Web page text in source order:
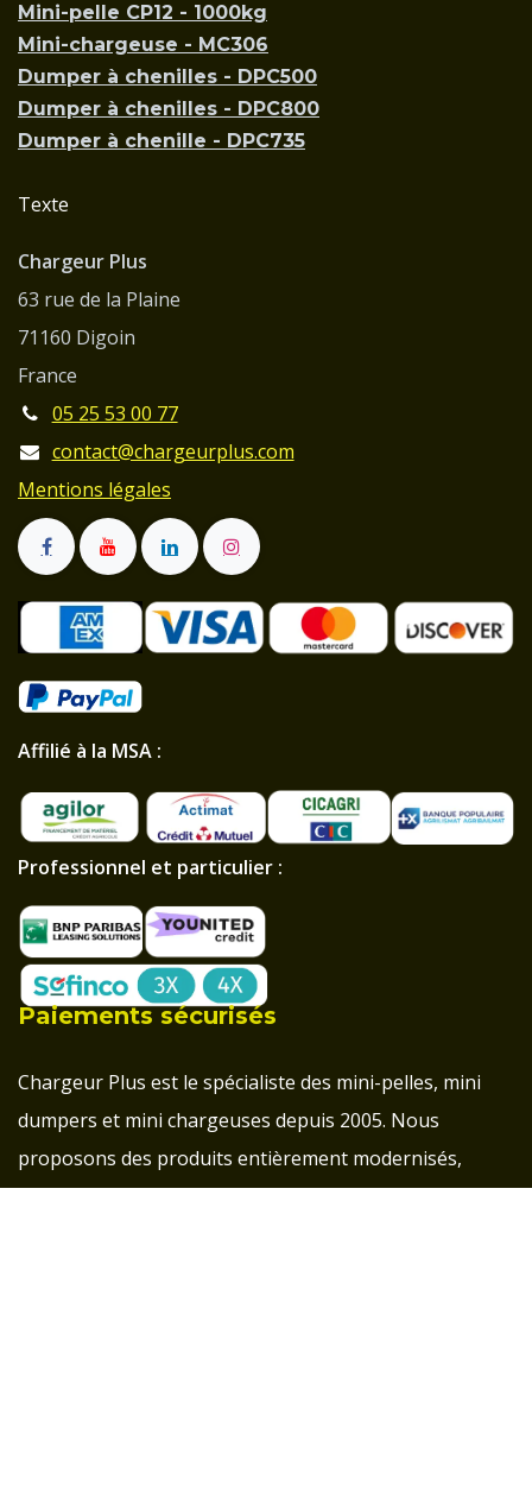
Mini-pelle CP12 - 1000kg
Mini-chargeuse - MC306
Dumper à chenilles - DPC500
Dumper à chenilles - DPC800
Dumper à chenille - DPC735
Texte
Chargeur Plus
63 rue de la Plaine
71160 Digoin
France
05 25 53 00 77
contact@chargeurplus.com
Mentions légales
Affilié à la MSA :
Professionnel et particulier :
Paiements sécurisés
Chargeur Plus est le spécialiste des mini-pelles, mini
dumpers et mini chargeuses depuis 2005. Nous
proposons des produits entièrement modernisés,
conçus pour répondre aux exigences actuelles du